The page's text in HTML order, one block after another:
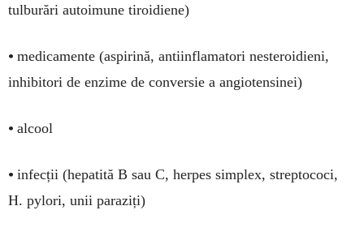
tulburări autoimune tiroidiene)
• medicamente (aspirină, antiinflamatori nesteroidieni,
inhibitori de enzime de conversie a angiotensinei)
• alcool
• infecții (hepatită B sau C, herpes simplex, streptococi,
H. pylori, unii paraziți)